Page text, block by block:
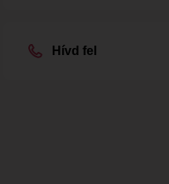
Hívd fel